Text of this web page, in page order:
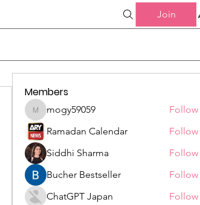
Join
Members
mogy59059
mogy59059
Follow
Ramadan Calendar
Follow
Siddhi Sharma
Follow
Bucher Bestseller
Follow
ChatGPT Japan
Follow